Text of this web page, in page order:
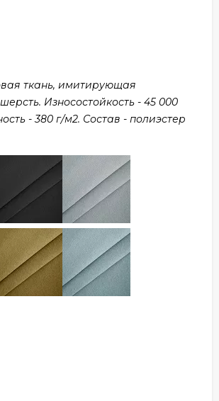
ткань, имитирующая
Износостойкость - 45 000
- 380 г/м2. Состав - полиэстер